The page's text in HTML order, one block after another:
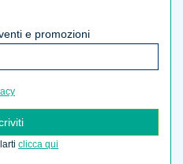
e promozioni
clicca qui